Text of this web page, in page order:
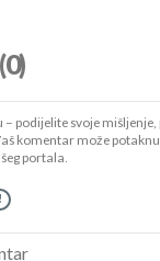
(0)
– podijelite svoje
komentar može
portala.
!